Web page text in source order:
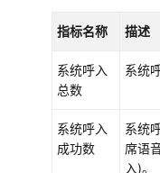
置
控
理
监
指标名称 描述
系统呼入
总数
系统
系统呼入
成功数
系统
席语
入)。